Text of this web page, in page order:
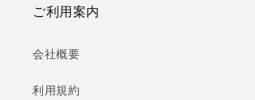
ご利用案内
会社概要
利用規約